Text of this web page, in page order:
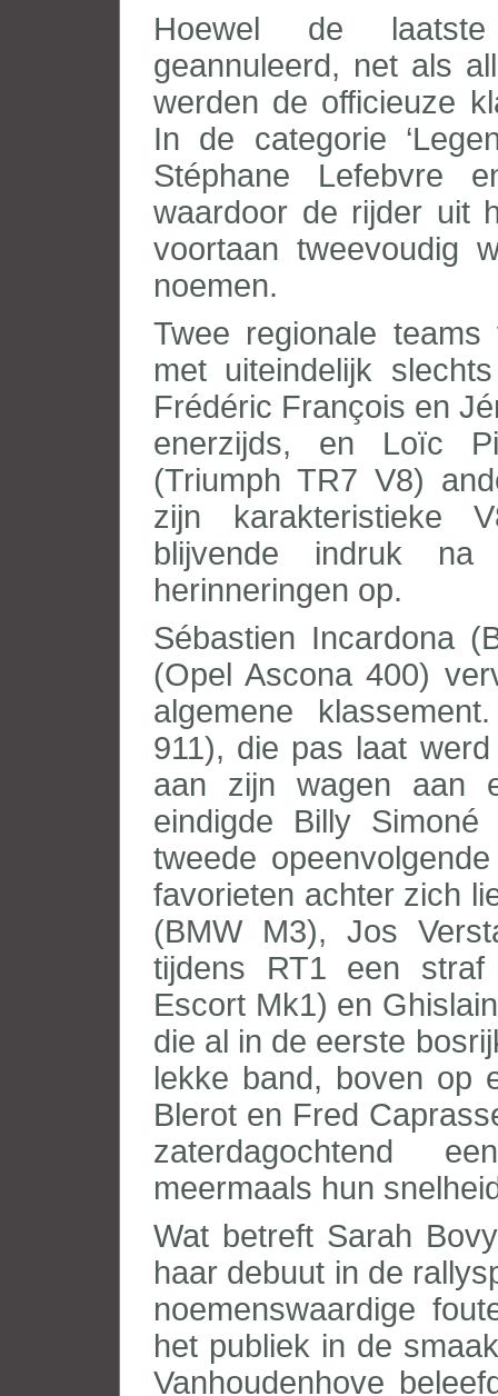
Hoewel de
geannuleerd, net als
werden de officieuze
In de categorie
Stéphane Lefebvre
waardoor de rijder uit
voortaan tweevoudig
noemen.
Twee regionale teams
met uiteindelijk
Frédéric François en
enerzijds, en Loïc
(Triumph TR7 V8)
zijn karakteristieke
blijvende indruk
herinneringen op.
Sébastien Incardona
(Opel Ascona 400)
algemene
911), die pas laat
aan zijn wagen aan
eindigde Billy
tweede
favorieten achter zich
(BMW M3), Jos
tijdens RT1 een
Escort Mk1) en
die al in de eerste
lekke band, boven op
Blerot en Fred
zaterdagochtend
meermaals hun
Wat betreft Sarah
haar debuut in de
noemenswaardige
het publiek in de
Vanhoudenhove